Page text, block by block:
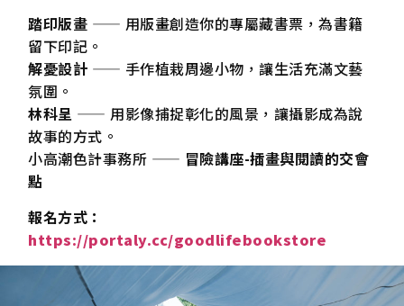
踏印版畫 —— 用版畫創造你的專屬藏書票，為書籍
留下印記。
解憂設計 —— 手作植栽周邊小物，讓生活充滿文藝
氛圍。
林科呈 —— 用影像捕捉彰化的風景，讓攝影成為說
故事的方式。
小高潮色計事務所 —— 冒險講座-插畫與閱讀的交會
點
報名方式：
https://portaly.cc/goodlifebookstore